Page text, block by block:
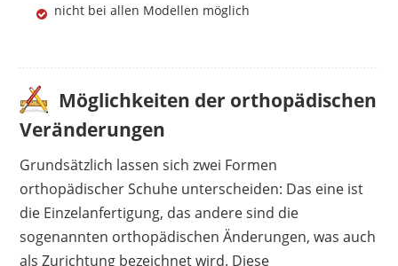
nicht bei allen Modellen möglich
Möglichkeiten der orthopädischen
Veränderungen
Grundsätzlich lassen sich zwei Formen
orthopädischer Schuhe unterscheiden: Das eine ist
die Einzelanfertigung, das andere sind die
sogenannten orthopädischen Änderungen, was auch
als Zurichtung bezeichnet wird. Diese